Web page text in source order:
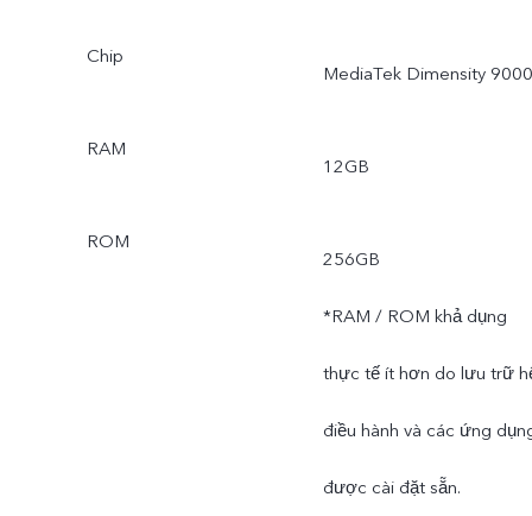
Chip
MediaTek Dimensity 9000
RAM
12GB
ROM
256GB
*RAM / ROM khả dụng
thực tế ít hơn do lưu trữ
điều hành và các ứng
được cài đặt sẵn.